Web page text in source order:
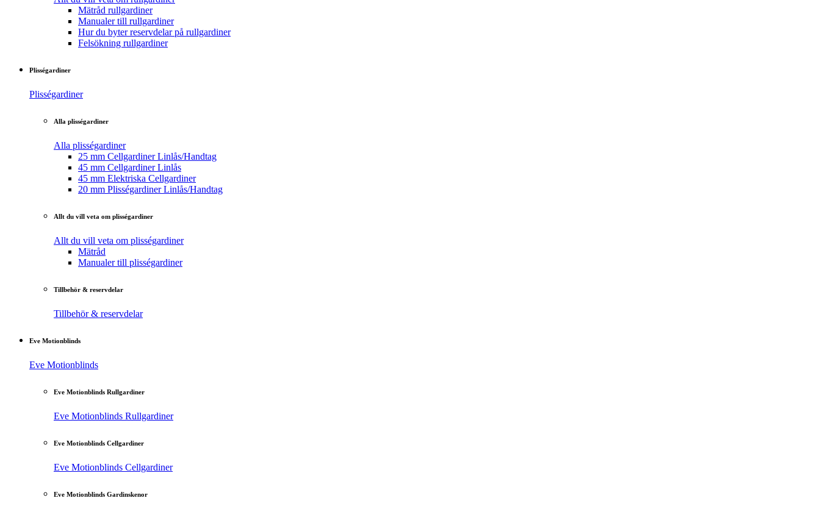
Mätråd rullgardiner
Manualer till rullgardiner
Hur du byter reservdelar på rullgardiner
Felsökning rullgardiner
Plisségardiner
Plisségardiner
Alla plisségardiner
Alla plisségardiner
25 mm Cellgardiner Linlås/Handtag
45 mm Cellgardiner Linlås
45 mm Elektriska Cellgardiner
20 mm Plisségardiner Linlås/Handtag
Allt du vill veta om plisségardiner
Allt du vill veta om plisségardiner
Mätråd
Manualer till plisségardiner
Tillbehör & reservdelar
Tillbehör & reservdelar
Eve Motionblinds
Eve Motionblinds
Eve Motionblinds Rullgardiner
Eve Motionblinds Rullgardiner
Eve Motionblinds Cellgardiner
Eve Motionblinds Cellgardiner
Eve Motionblinds Gardinskenor